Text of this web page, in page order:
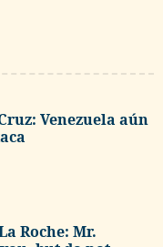
Venezuela aún
Roche: Mr.